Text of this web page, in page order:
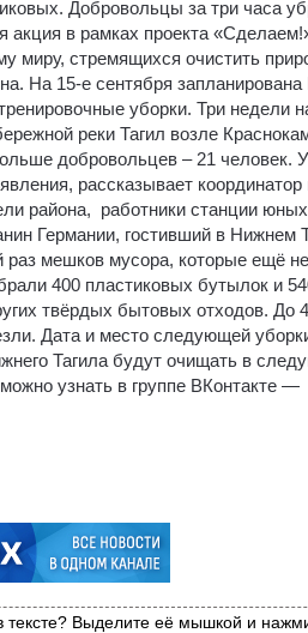
Добровольцы за три часа
в рамках проекта
миру, стремящихся очистить
На 15-е сентября
уборки. Три недели
реки Тагил возле
добровольцев – 21 человек.
рассказывает
района, работники станции юных
Германии, гостивший в Нижнем
мешков мусора, которые ещё
400 пластиковых бутылок и
твёрдых бытовых отходов. До
Дата и место следующей
Тагила будут очищать в
узнать в группе ВКонтакте —
тексте? Выделите её мышкой и